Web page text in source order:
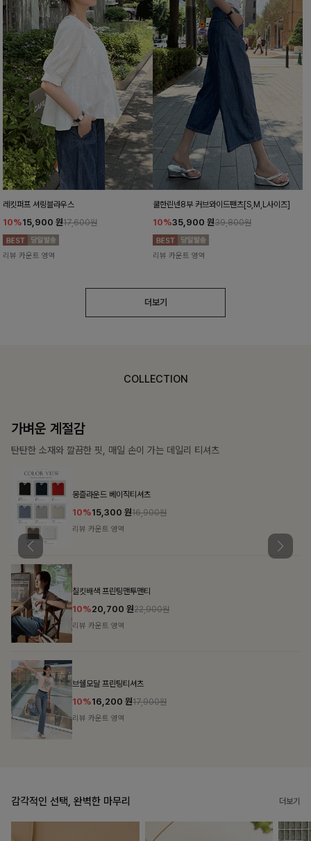
레킷퍼프 셔링블라우스
10%15,900 원17,600원
리뷰 카운트 영역
쿨한린넨8부 커브와이드팬츠[S,M,L사이즈]
10%35,900 원39,800원
리뷰 카운트 영역
더보기
COLLECTION
가장 쉬운 코디
특별한 날부터 일상까지 함께하는 룩
감각적인 선택, 완벽한 마무리 더보기